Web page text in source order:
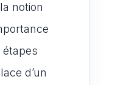
notion
étapes
d’un